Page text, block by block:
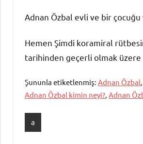
Adnan Özbal evli ve bir çocuğu
Hemen Şimdi koramiral
tarihinden geçerli olmak üzere
Şununla etiketlenmiş: Adnan Özbal,
Adnan Özbal kimin neyi?, Adnan
a